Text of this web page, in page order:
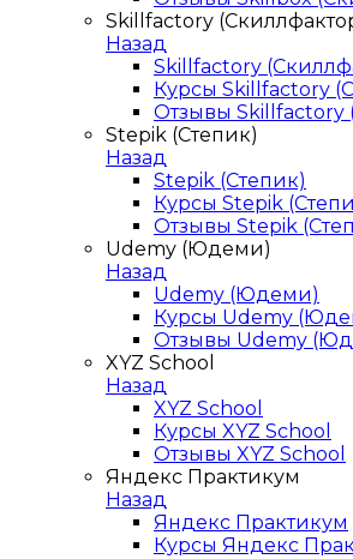
Skillfactory
Назад
Skillfactory
Курсы Skillfactory
Отзывы Skillfactory
Stepik (Степик)
Назад
Stepik (Степик)
Курсы Stepik
Отзывы Stepik
Udemy (Юдеми)
Назад
Udemy (Юдеми)
Курсы Udemy
Отзывы Udemy
XYZ School
Назад
XYZ School
Курсы XYZ School
Отзывы XYZ School
Яндекс Практикум
Назад
Яндекс Практикум
Курсы Яндекс